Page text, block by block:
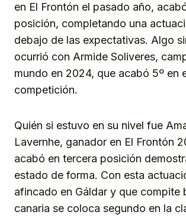
en El Frontón el pasado año,
posición, completando una
debajo de las expectativas. Algo
ocurrió con Armide Soliveres,
mundo en 2024, que acabó 5º en
competición.
Quién si estuvo en su nivel fue
Lavernhe, ganador en El Frontón
acabó en tercera posición
estado de forma. Con esta
afincado en Gáldar y que compite
canaria se coloca segundo en la